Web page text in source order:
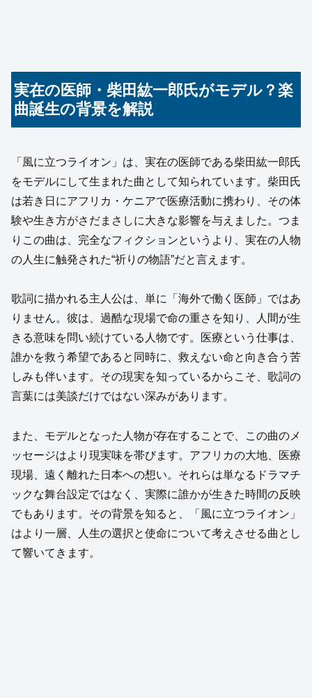
実在の医師・柴田紘一郎氏がモデル？楽
曲誕生の背景を解説
「風に立つライオン」は、実在の医師である柴田紘一郎氏
をモデルにして生まれた曲として知られています。柴田氏
は若き日にアフリカ・ケニアで医療活動に携わり、その体
験や生き方がさだまさしに大きな影響を与えました。つま
りこの曲は、完全なフィクションというより、実在の人物
の人生に触発された“祈りの物語”だと言えます。
歌詞に描かれる主人公は、単に「海外で働く医師」ではあ
りません。彼は、過酷な現場で命の重さを知り、人間が生
きる意味を問い続けている人物です。医療という仕事は、
誰かを救う希望であると同時に、救えない命と向き合う苦
しみも伴います。その現実を知っているからこそ、歌詞の
言葉には美談だけではない深みがあります。
また、モデルとなった人物が存在することで、この曲のメ
ッセージはより現実味を帯びます。アフリカの大地、医療
現場、遠く離れた日本への想い。それらは単なるドラマチ
ックな舞台設定ではなく、実際に誰かが生きた時間の反映
でもあります。その背景を知ると、「風に立つライオン」
はより一層、人生の選択と使命について考えさせる曲とし
て響いてきます。